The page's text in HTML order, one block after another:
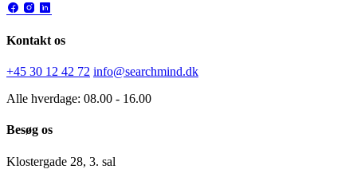
Kontakt os
+45 30 12 42 72 info@searchmind.dk
Alle hverdage: 08.00 - 16.00
Besøg os
Klostergade 28, 3. sal